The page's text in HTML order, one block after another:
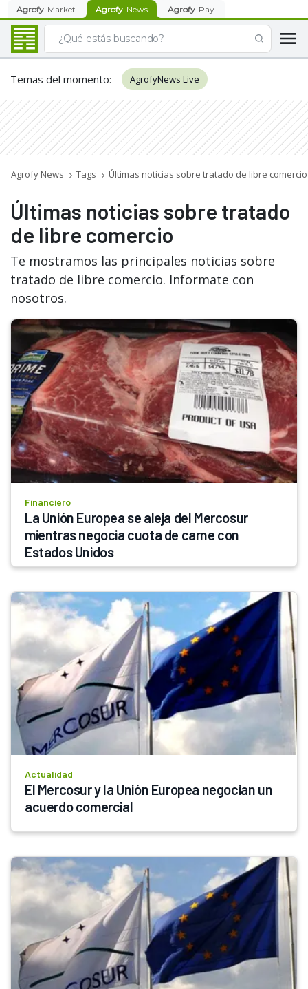
Agrofy Market Agrofy News Agrofy Pay
Temas del momento: AgrofyNews Live
Agrofy News Tags Últimas noticias sobre tratado de libre comercio
Últimas noticias sobre tratado
de libre comercio
Te mostramos las principales noticias sobre
tratado de libre comercio. Informate con
nosotros.
Financiero
La Unión Europea se aleja del Mercosur
mientras negocia cuota de carne con
Estados Unidos
Actualidad
El Mercosur y la Unión Europea negocian un
acuerdo comercial